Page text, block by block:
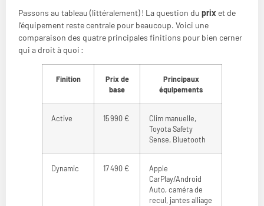
Passons au tableau (littéralement) ! La question du prix et de
l’équipement reste centrale pour beaucoup. Voici une
comparaison des quatre principales finitions pour bien cerner
qui a droit à quoi :
Finition
Prix de
base
Principaux
équipements
Active 15 990 €
Clim manuelle,
Toyota Safety
Sense, Bluetooth
Dynamic 17 490 €
Apple
CarPlay/Android
Auto, caméra de
recul, jantes alliage